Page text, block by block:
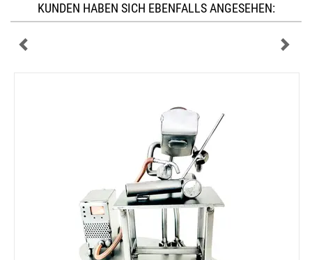
KUNDEN HABEN SICH EBENFALLS ANGESEHEN: